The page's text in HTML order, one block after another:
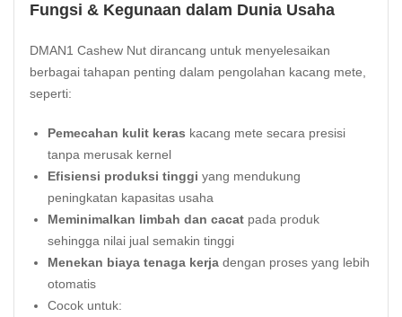
Fungsi & Kegunaan dalam Dunia Usaha
DMAN1 Cashew Nut dirancang untuk menyelesaikan
berbagai tahapan penting dalam pengolahan kacang mete,
seperti:
Pemecahan kulit keras kacang mete secara presisi
tanpa merusak kernel
Efisiensi produksi tinggi yang mendukung
peningkatan kapasitas usaha
Meminimalkan limbah dan cacat pada produk
sehingga nilai jual semakin tinggi
Menekan biaya tenaga kerja dengan proses yang lebih
otomatis
Cocok untuk: